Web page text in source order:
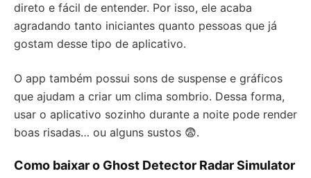
direto e fácil de entender. Por isso, ele acaba
agradando tanto iniciantes quanto pessoas que já
gostam desse tipo de aplicativo.
O app também possui sons de suspense e gráficos
que ajudam a criar um clima sombrio. Dessa forma,
usar o aplicativo sozinho durante a noite pode render
boas risadas… ou alguns sustos 😨.
Como baixar o Ghost Detector Radar Simulator